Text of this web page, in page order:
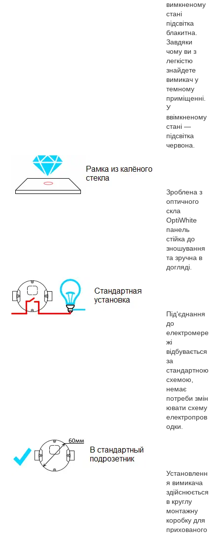
вимкненому
стані
підсвітка
блакитна.
Завдяки
чому ви з
легкістю
знайдете
вимикач у
темному
приміщенні.
У
ввімкненому
стані —
підсвітка
червона.
Зроблена з
оптичного
скла
OptiWhite
панель
стійка до
зношування
та зручна в
догляді.
Під'єднання
до
електромере
жі
відбувається
за
стандартною
схемою,
немає
потреби змін
ювати схему
електропров
одки.
Установленн
я вимикача
здійснюється
в круглу
монтажну
коробку для
прихованого